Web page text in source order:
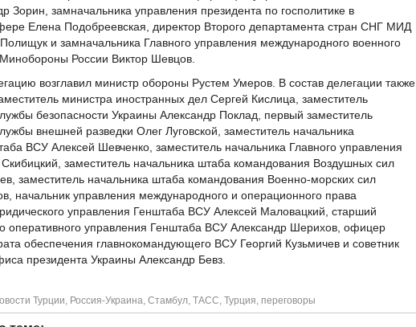
Зорин, замначальника управления президента по госполитике в
Елена Подобреевская, директор Второго департамента стран СНГ МИД
и замначальника Главного управления международного военного
Минобороны России Виктор Шевцов.
возглавил министр обороны Рустем Умеров. В состав делегации также
министра иностранных дел Сергей Кислица, заместитель
безопасности Украины Александр Поклад, первый заместитель
внешней разведки Олег Луговской, заместитель начальника
ВСУ Алексей Шевченко, заместитель начальника Главного управления
заместитель начальника штаба командования Воздушных сил
заместитель начальника штаба командования Военно-морских сил
начальник управления международного и операционного права
управления Генштаба ВСУ Алексей Маловацкий, старший
оперативного управления Генштаба ВСУ Александр Шерихов, офицер
обеспечения главнокомандующего ВСУ Георгий Кузьмичев и советник
президента Украины Александр Бевз.
Турции, Россия-Украина, Стамбул, ТАСС, Турция, переговоры